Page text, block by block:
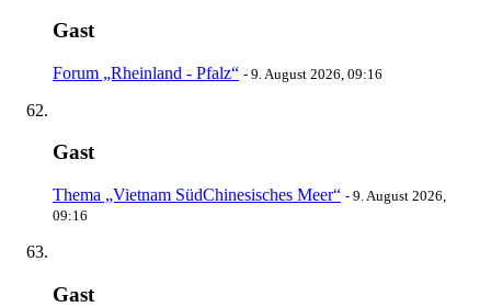
Gast
Forum „Rheinland - Pfalz“ - 9. August 2026, 09:16
Gast
Thema „Vietnam SüdChinesisches Meer“ - 9. August 2026,
09:16
Gast